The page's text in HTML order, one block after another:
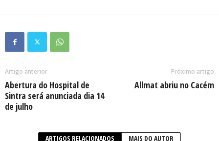
Artigo anterior
Abertura do Hospital de
Sintra será anunciada dia 14
de julho
Próximo artigo
Allmat abriu no Cacém
ARTIGOS RELACIONADOS MAIS DO AUTOR